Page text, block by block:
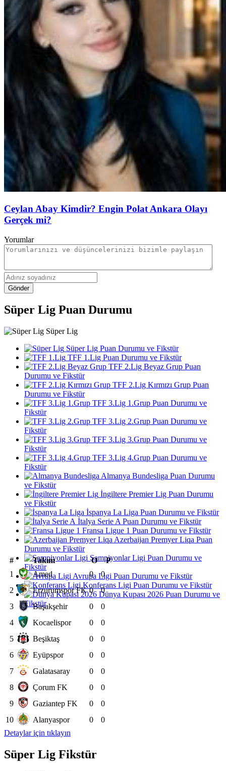
Ceylan Abay Kimdir? Engin Polat Ankara Olayı
Gerçek mi?
Yorumlar
Gönder
Süper Lig Puan Durumu
Süper Lig
Süper Lig Puan Durumu ve Fikstür
TFF 1.Lig Puan Durumu ve Fikstür
TFF 2.Lig Beyaz Grup Puan
Durumu ve Fikstür
TFF 2.Lig Kırmızı Grup Puan
Durumu ve Fikstür
TFF 3.Lig 1.Grup Puan Durumu ve
Fikstür
TFF 3.Lig 2.Grup Puan Durumu ve
Fikstür
TFF 3.Lig 3.Grup Puan Durumu ve
Fikstür
TFF 3.Lig 4.Grup Puan Durumu ve
Fikstür
Almanya Bundesliga Puan Durumu
ve Fikstür
İngiltere Premier Lig Puan Durumu
ve Fikstür
İspanya La Liga Puan Durumu ve Fikstür
İtalya Serie A Puan Durumu ve Fikstür
Fransa Ligue 1 Puan Durumu ve Fikstür
Azerbaijan Premyer Liqa Puan
Durumu ve Fikstür
Şampiyonlar Ligi Puan Durumu ve
Fikstür
Avrupa Ligi Puan Durumu ve Fikstür
Konferans Ligi Puan Durumu ve Fikstür
Dünya Kupası 2026 Puan Durumu ve
Fikstür
# Takım O
P
1
Amed 0
0
2
Erzurumspor FK 0
0
3
Başakşehir 0
0
4
Kocaelispor 0
0
5
Beşiktaş 0
0
6
Eyüpspor 0
0
7
Galatasaray 0
0
8
Çorum FK 0
0
9
Gaziantep FK 0
0
10
Alanyaspor 0
0
Detaylar için tıklayın
Süper Lig Fikstür